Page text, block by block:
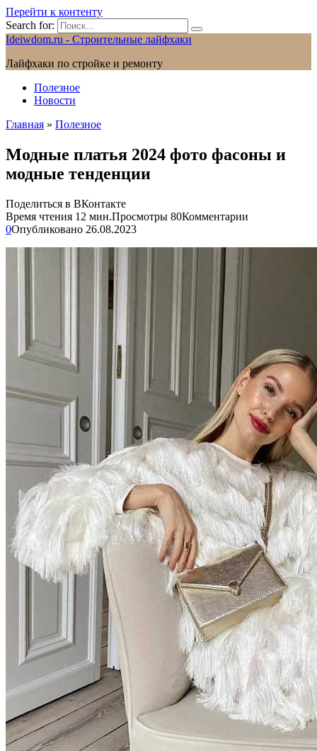
Перейти к контенту
Search for:
Ideiwdom.ru - Строительные лайфхаки
Лайфхаки по стройке и ремонту
Полезное
Новости
Главная » Полезное
Модные платья 2024 фото фасоны и
модные тенденции
Поделиться в ВКонтакте
Время чтения 12 мин.Просмотры 80Комментарии
0Опубликовано 26.08.2023